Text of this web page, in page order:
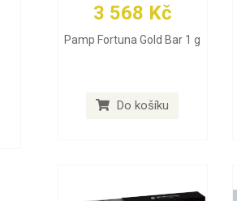
3 568 Kč
Pamp Fortuna Gold Bar 1 g
Do košíku